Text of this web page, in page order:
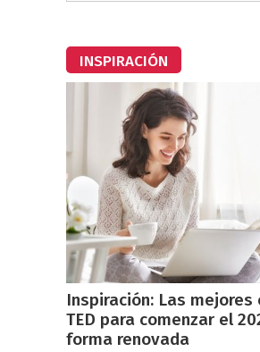
INSPIRACIÓN
Inspiración: Las mejores
TED para comenzar el
forma renovada